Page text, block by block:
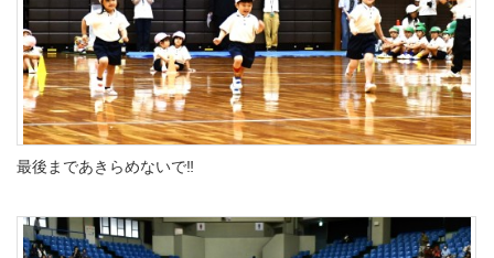
最後まであきらめないで‼